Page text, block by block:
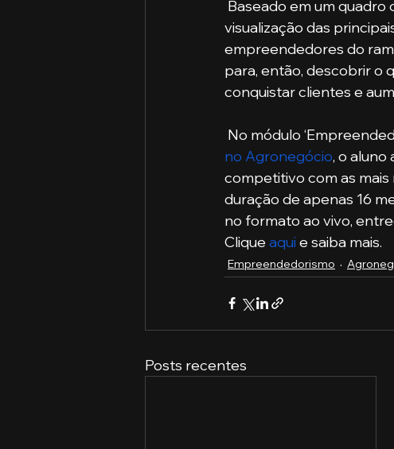
visualização das
empreendedores do
para, então, descobrir o
conquistar clientes e
No módulo
no Agronegócio, o
competitivo com as
duração de apenas 16
no formato ao vivo,
Clique aqui e saiba mais.
Empreendedorismo
Posts recentes